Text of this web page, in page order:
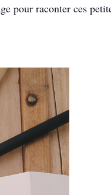
pour raconter ces